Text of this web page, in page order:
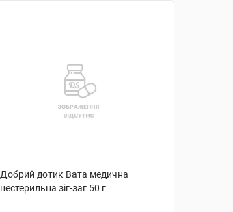
Добрий дотик Вата медична
нестерильна зіг-заг 50 г